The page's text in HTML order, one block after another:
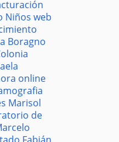
Niños web
Boragno
online
Marisol
de